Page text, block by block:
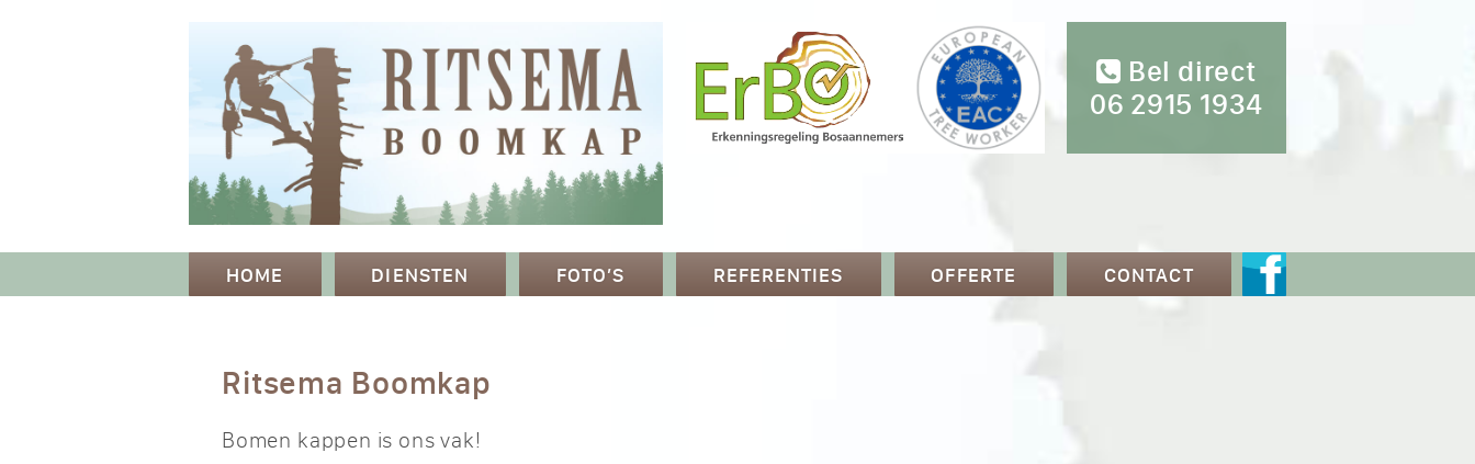
Bel direct
06 2915 1934
HOME DIENSTEN FOTO’S REFERENTIES OFFERTE CONTACT
Ritsema Boomkap
Bomen kappen is ons vak!